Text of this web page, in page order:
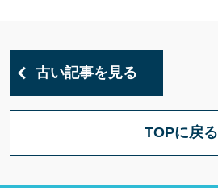
古い記事を見る
TOPに戻る